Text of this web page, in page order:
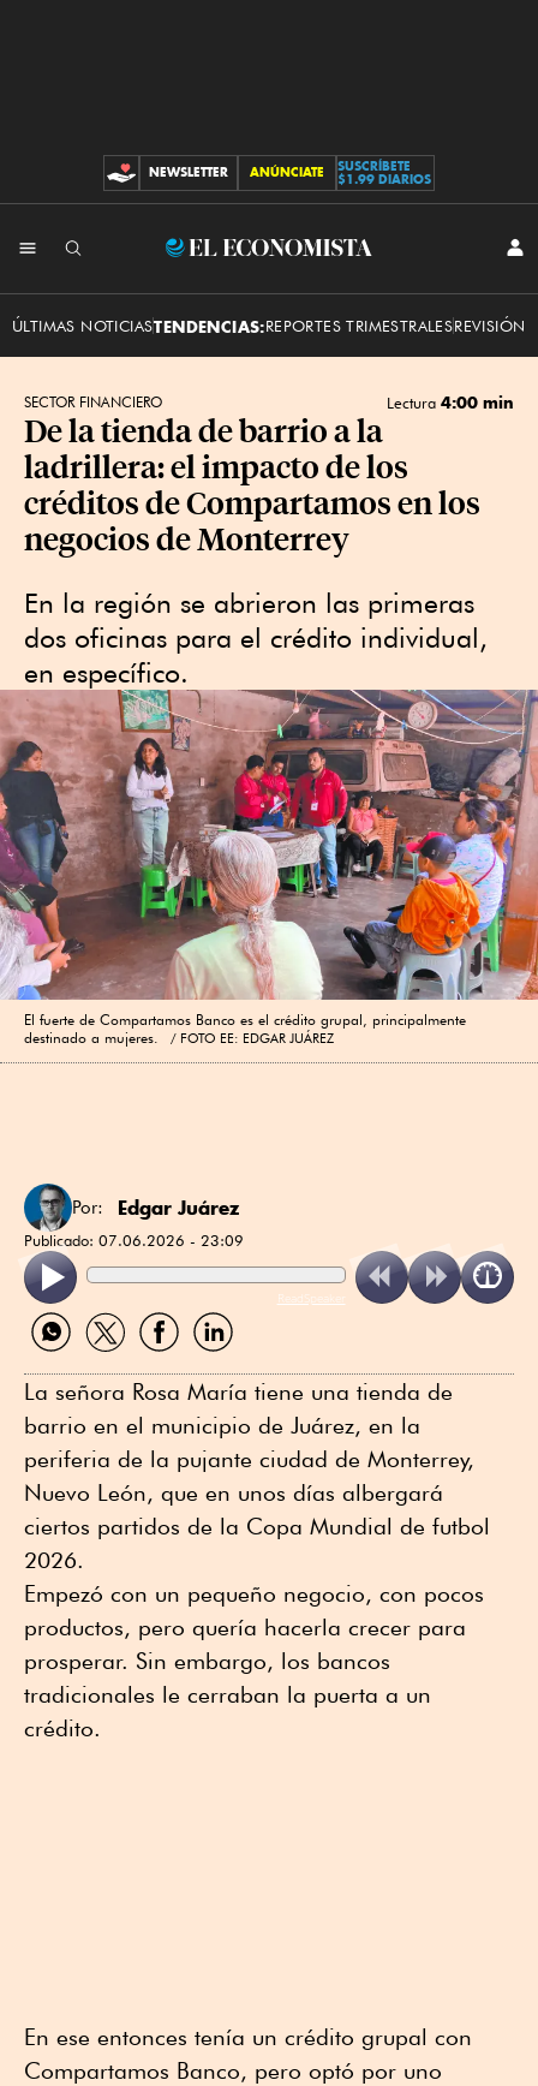
CONTRIBUCIONES
NEWSLETTER ANÚNCIATE
SUSCRÍBETE
$1.99 DIARIOS
El
ÚLTIMAS NOTICIASTENDENCIAS:REPORTES TRIMESTRALESREVISIÓN
SECTOR FINANCIERO Lectura 4:00 min
De la tienda de barrio a la
ladrillera: el impacto de los
créditos de Compartamos en los
negocios de Monterrey
En la región se abrieron las primeras
dos oficinas para el crédito individual,
en específico.
El fuerte de Compartamos Banco es el crédito grupal, principalmente
destinado a mujeres.
FOTO EE: EDGAR JUÁREZ
Por: Edgar Juárez
Publicado: 07.06.2026 - 23:09
ReadSpeaker
Compartir
por
Compartir
por
Compartir
por
Compartir
por
La señora Rosa María tiene una tienda de
barrio en el municipio de Juárez, en la
periferia de la pujante ciudad de Monterrey,
Nuevo León, que en unos días albergará
ciertos partidos de la Copa Mundial de futbol
2026.
Empezó con un pequeño negocio, con pocos
productos, pero quería hacerla crecer para
prosperar. Sin embargo, los bancos
tradicionales le cerraban la puerta a un
crédito.
En ese entonces tenía un crédito grupal con
Compartamos Banco, pero optó por uno